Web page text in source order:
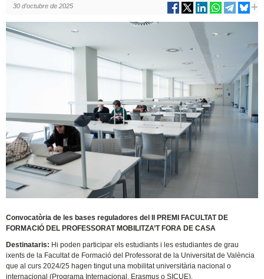
30 d’octubre de 2025
Convocatòria de les bases reguladores del II PREMI FACULTAT DE
FORMACIÓ DEL PROFESSORAT MOBILITZA’T FORA DE CASA
Destinataris: Hi poden participar els estudiants i les estudiantes de grau
ixents de la Facultat de Formació del Professorat de la Universitat de València
que al curs 2024/25 hagen tingut una mobilitat universitària nacional o
internacional (Programa Internacional, Erasmus o SICUE),